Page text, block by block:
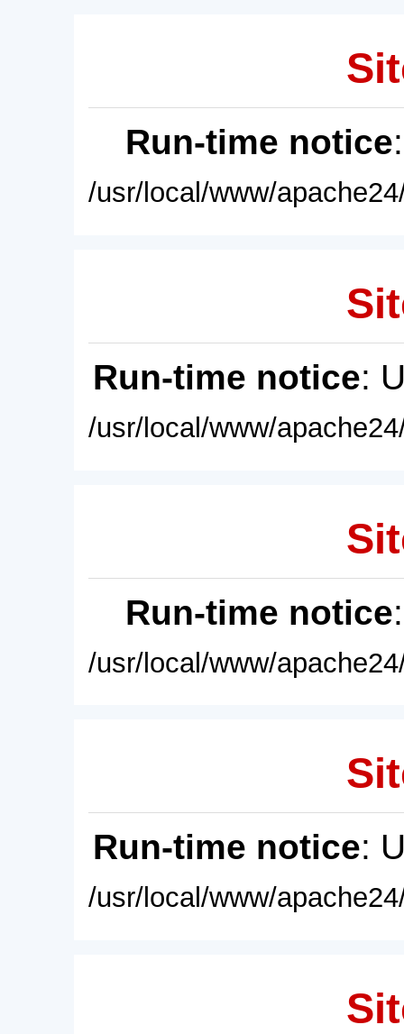
Run-time notice
/usr/local/www/
Run-time notice:
/usr/local/www/
Run-time notice
/usr/local/www/
Run-time notice:
/usr/local/www/